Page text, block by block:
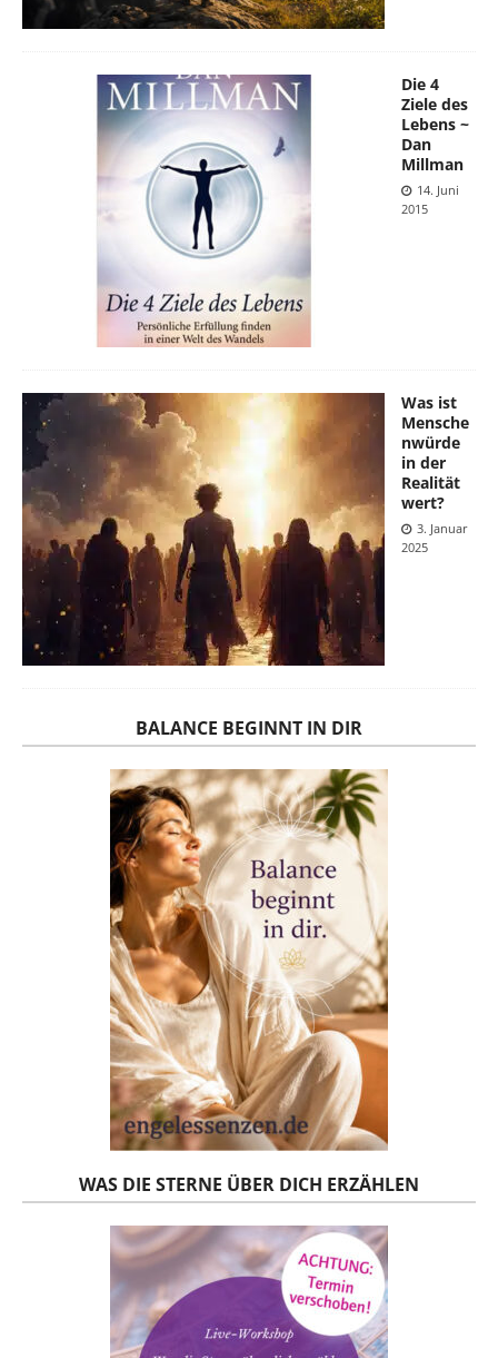
Die 4
Ziele des
Lebens ~
Dan
Millman
14. Juni
2015
Was ist
Mensche
nwürde
in der
Realität
wert?
3. Januar
2025
BALANCE BEGINNT IN DIR
WAS DIE STERNE ÜBER DICH ERZÄHLEN